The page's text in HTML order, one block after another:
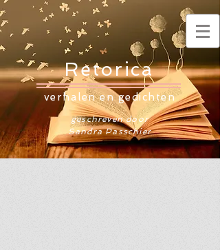
Retorica
verhalen en gedichten
geschreven door
Sandra Passchier